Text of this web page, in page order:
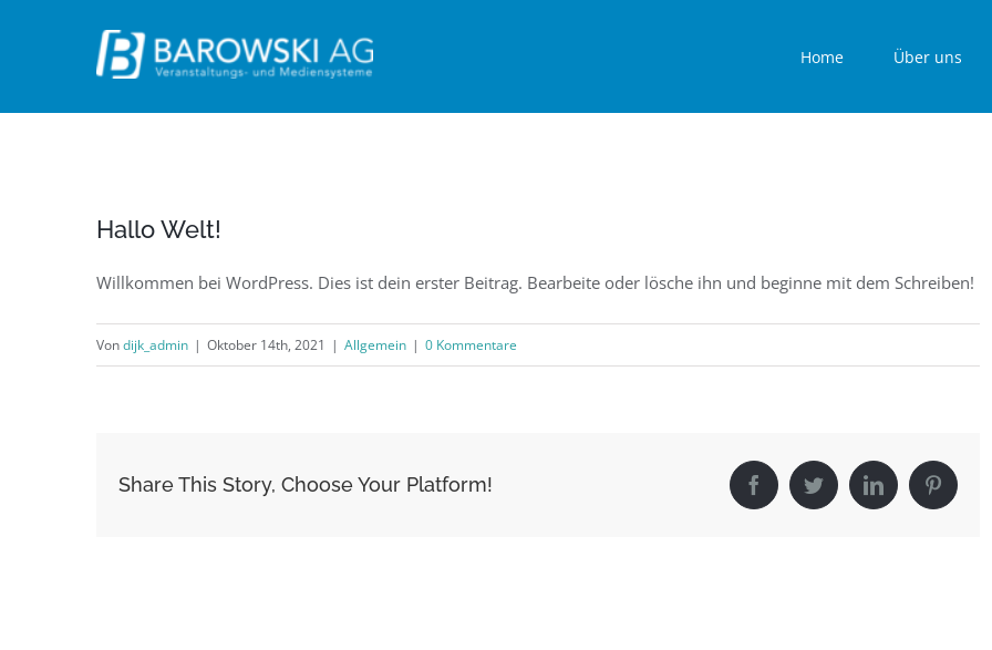
Home Über uns
Hallo Welt!
Willkommen bei WordPress. Dies ist dein erster Beitrag. Bearbeite oder lösche ihn und beginne mit dem Schreiben!
Vondijk_admin | Oktober 14th, 2021 | Allgemein | 0 Kommentare
Share This Story, Choose Your Platform! FacebookTwitterLinkedInPinterest